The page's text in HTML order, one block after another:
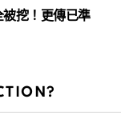
挖！更傳已準